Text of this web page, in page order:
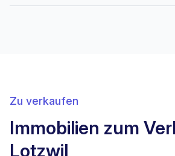
Zu verkaufen
Immobilien zum
Lotzwil